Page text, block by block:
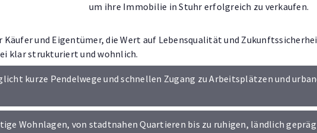
um ihre Immobilie in Stuhr erfolgreich zu verkaufen.
und Eigentümer, die Wert auf Lebensqualität und
klar strukturiert und wohnlich.
kurze Pendelwege und schnellen Zugang zu Arbeitsplätzen und
Wohnlagen, von stadtnahen Quartieren bis zu ruhigen, ländlich